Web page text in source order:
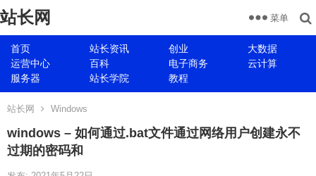
站长网
首页 站长资讯 创业
大数据
运营中心
百科 电子商务
云计算
服务器
站长学院 教程
菜单
站长网 Windows
windows – 如何通过.bat文件通过网络用户创建永不
过期的密码和